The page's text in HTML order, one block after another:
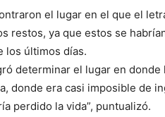
el lugar en el que el
restos, ya que estos se
los últimos días.
determinar el lugar en donde
donde era casi imposible de
perdido la vida”, puntualizó.